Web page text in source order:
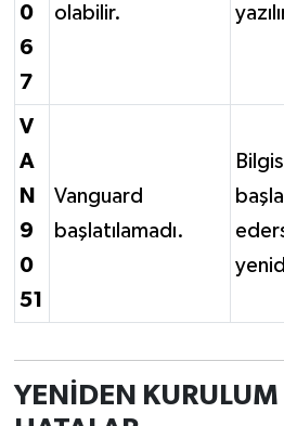
0
6
7
olabilir.
V
A
N
9
0
51
Vanguard
başlatılamadı.
YENİDEN KURULUM